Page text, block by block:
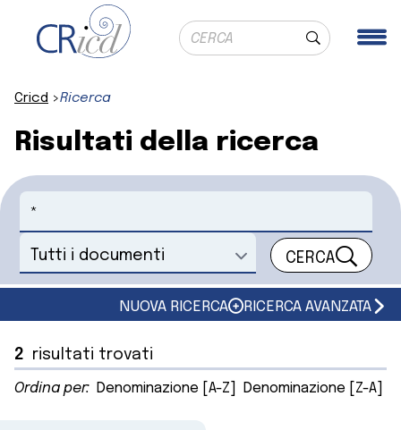
Ricerca globale
Cerca
Cricd Ricerca
Risultati della ricerca
Cerca
Seleziona un documento CERCA
NUOVA RICERCA RICERCA AVANZATA
2 risultati trovati
Ordina per: Denominazione [A-Z] Denominazione [Z-A]